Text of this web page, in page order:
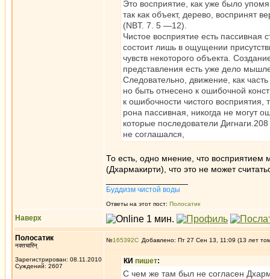
Это восприятие, как уже было
так как объект, дерево, воспринят
(NBT. 7. 5 —12).
Чистое восприятие есть пассивная
состоит лишь в ощущении
чувств некоторого объекта.
представления есть уже дело
Следовательно, движение, как
но быть отнесено к ошибочной
к ошибочности чистого восприятия,
рона пассивная, никогда не могут
которые последователи
не соглашался,
То есть, одно мнение, что восприятием
(Дхармакирти), что это не может
Буддизм чистой воды
Ответы на этот пост: Полосатик
Наверх
Полосатик
नक्तचारिन्
Зарегистрирован: 08.11.2010
Суждений: 2607
№165392 Добавлено: Пт 27 Сен 13, 11:09 (13 лет
КИ пишет:
С чем же там был не согласен